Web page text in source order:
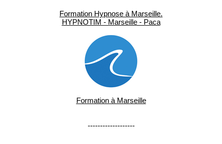
Formation Hypnose à Marseille.
HYPNOTIM - Marseille - Paca
Formation à Marseille
-------------------